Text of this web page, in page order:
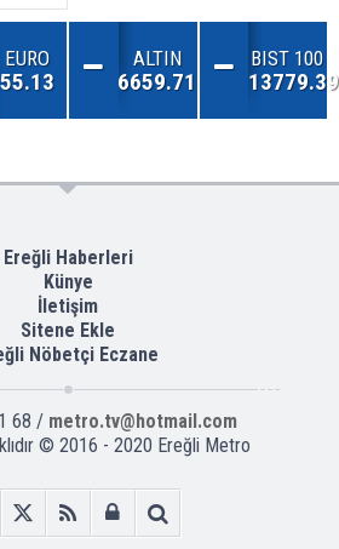
EURO
55.13
ALTIN
6659.71
BIST 100
13779.39
Ereğli Haberleri
Künye
İletişim
Sitene Ekle
Nöbetçi Eczane
68 / metro.tv@hotmail.com
© 2016 - 2020 Ereğli Metro